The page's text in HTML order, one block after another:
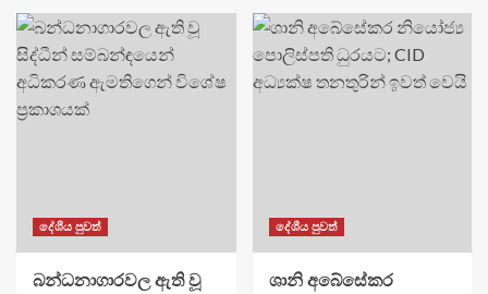
දේශීය පුවත්
බන්ධනාගාරවල ඇති වූ
දේශීය පුවත්
ශානි අබේසේකර